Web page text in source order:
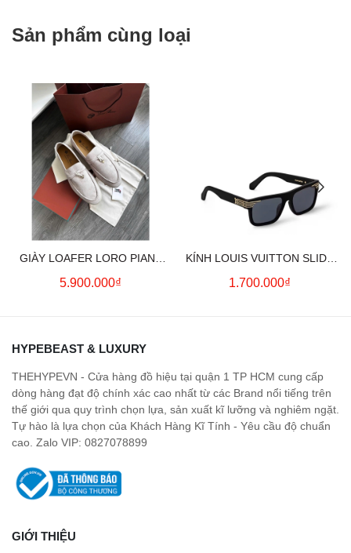
Sản phẩm cùng loại
GIÀY LOAFER LORO PIANA
SUMMER CHARMS (CREAM)
5.900.000₫
KÍNH LOUIS VUITTON SLIDE
SQUARE SUNGLASSES
1.700.000₫
HYPEBEAST & LUXURY
THEHYPEVN - Cửa hàng đồ hiệu tại quận 1 TP HCM cung cấp
dòng hàng đạt độ chính xác cao nhất từ các Brand nổi tiếng trên
thế giới qua quy trình chọn lựa, sản xuất kĩ lưỡng và nghiêm ngặt.
Tự hào là lựa chọn của Khách Hàng Kĩ Tính - Yêu cầu độ chuẩn
cao. Zalo VIP: 0827078899
GIỚI THIỆU